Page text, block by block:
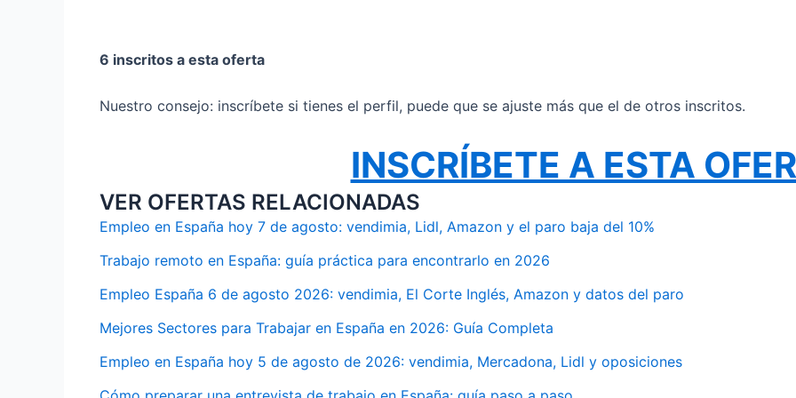
6 inscritos a esta oferta
Nuestro consejo: inscríbete si tienes el perfil, puede que se ajuste más que el de otros inscritos.
INSCRÍBETE A ESTA
VER OFERTAS RELACIONADAS
Empleo en España hoy 7 de agosto: vendimia, Lidl, Amazon y el paro baja del 10%
Trabajo remoto en España: guía práctica para encontrarlo en 2026
Empleo España 6 de agosto 2026: vendimia, El Corte Inglés, Amazon y datos del paro
Mejores Sectores para Trabajar en España en 2026: Guía Completa
Empleo en España hoy 5 de agosto de 2026: vendimia, Mercadona, Lidl y oposiciones